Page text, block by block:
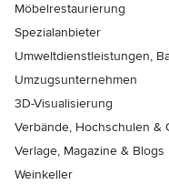
Möbelrestaurierung
Spezialanbieter
Umweltdienstleistungen,
Umzugsunternehmen
3D-Visualisierung
Verbände, Hochschulen &
Verlage, Magazine & Blogs
Weinkeller